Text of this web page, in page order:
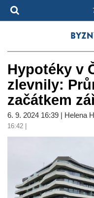
Hypotéky v
zlevnily:
začátkem
6. 9. 2024 16:39 | Helena
16:42 |